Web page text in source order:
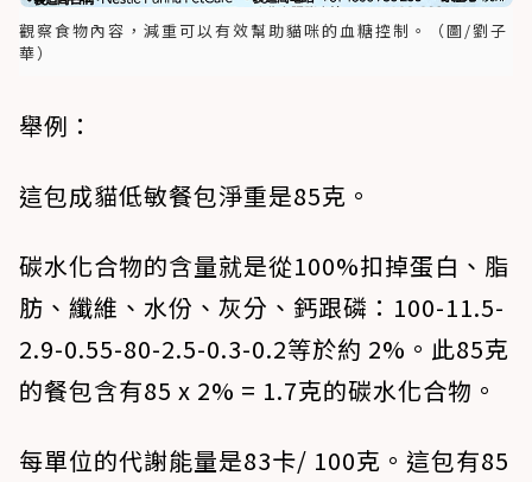
觀察食物內容，減重可以有效幫助貓咪的血糖控制。（圖/劉子
華）
舉例：
這包成貓低敏餐包淨重是85克。
碳水化合物的含量就是從100%扣掉蛋白、脂
肪、纖維、水份、灰分、鈣跟磷：100-11.5-
2.9-0.55-80-2.5-0.3-0.2等於約 2%。此85克
的餐包含有85 x 2% = 1.7克的碳水化合物。
每單位的代謝能量是83卡/ 100克。這包有85